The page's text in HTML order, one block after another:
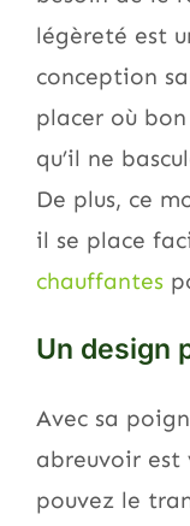
légèreté est
conception
placer où
qu’il ne
De plus, ce
il se place
chauffantes
Un design
Avec sa
abreuvoir est
pouvez le